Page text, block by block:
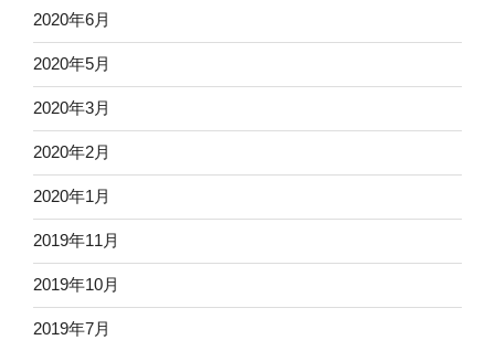
2020年6月
2020年5月
2020年3月
2020年2月
2020年1月
2019年11月
2019年10月
2019年7月